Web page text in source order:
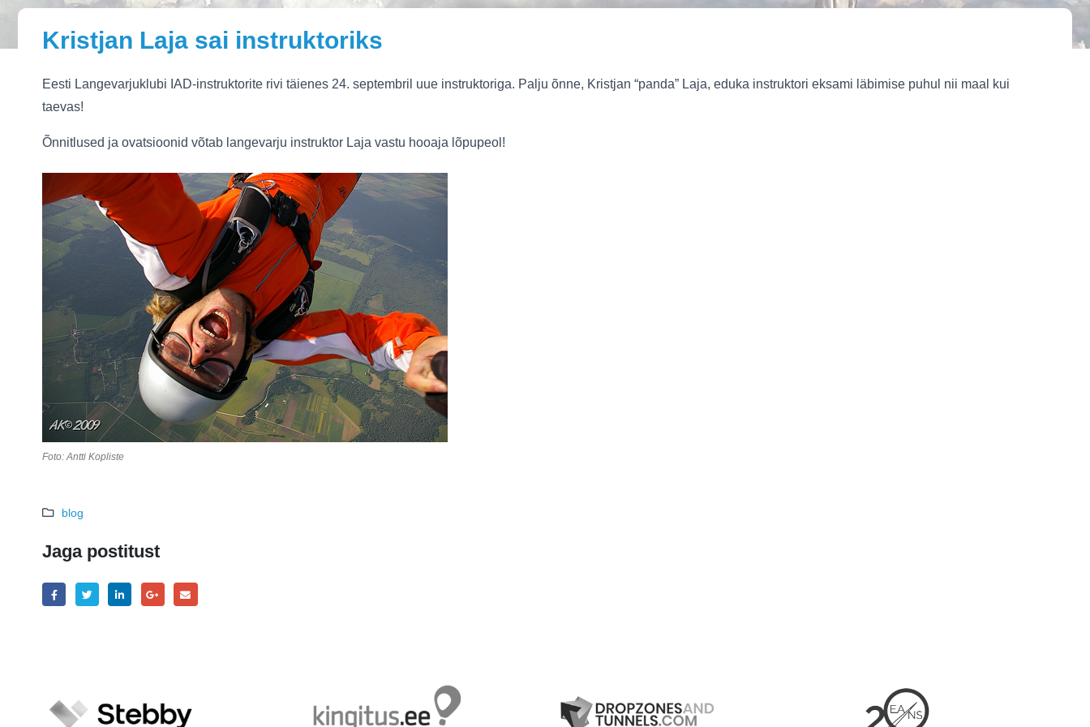
Kristjan Laja sai instruktoriks
Eesti Langevarjuklubi IAD-instruktorite rivi täienes 24. septembril uue instruktoriga. Palju õnne, Kristjan “panda” Laja, eduka instruktori eksami läbimise puhul nii maal kui
taevas!
Õnnitlused ja ovatsioonid võtab langevarju instruktor Laja vastu hooaja lõpupeol!
Foto: Antti Kopliste
blog
Jaga postitust